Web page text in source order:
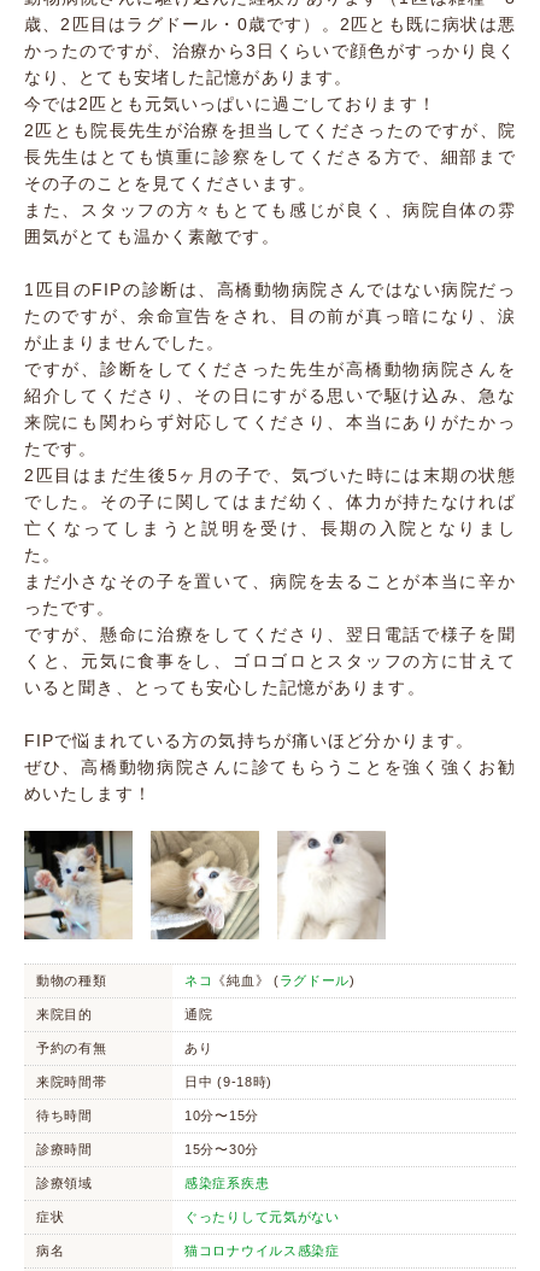
歳、2匹目はラグドール・0歳です）。2匹とも既に病状は悪
かったのですが、治療から3日くらいで顔色がすっかり良く
なり、とても安堵した記憶があります。
今では2匹とも元気いっぱいに過ごしております！
2匹とも院長先生が治療を担当してくださったのですが、院
長先生はとても慎重に診察をしてくださる方で、細部まで
その子のことを見てくださいます。
また、スタッフの方々もとても感じが良く、病院自体の雰
囲気がとても温かく素敵です。
1匹目のFIPの診断は、高橋動物病院さんではない病院だっ
たのですが、余命宣告をされ、目の前が真っ暗になり、涙
が止まりませんでした。
ですが、診断をしてくださった先生が高橋動物病院さんを
紹介してくださり、その日にすがる思いで駆け込み、急な
来院にも関わらず対応してくださり、本当にありがたかっ
たです。
2匹目はまだ生後5ヶ月の子で、気づいた時には末期の状態
でした。その子に関してはまだ幼く、体力が持たなければ
亡くなってしまうと説明を受け、長期の入院となりまし
た。
まだ小さなその子を置いて、病院を去ることが本当に辛か
ったです。
ですが、懸命に治療をしてくださり、翌日電話で様子を聞
くと、元気に食事をし、ゴロゴロとスタッフの方に甘えて
いると聞き、とっても安心した記憶があります。
FIPで悩まれている方の気持ちが痛いほど分かります。
ぜひ、高橋動物病院さんに診てもらうことを強く強くお勧
めいたします！
動物の種類 ネコ 《純血》 (ラグドール)
来院目的 通院
予約の有無 あり
来院時間帯 日中 (9-18時)
待ち時間 10分〜15分
診療時間 15分〜30分
診療領域 感染症系疾患
症状 ぐったりして元気がない
病名 猫コロナウイルス感染症